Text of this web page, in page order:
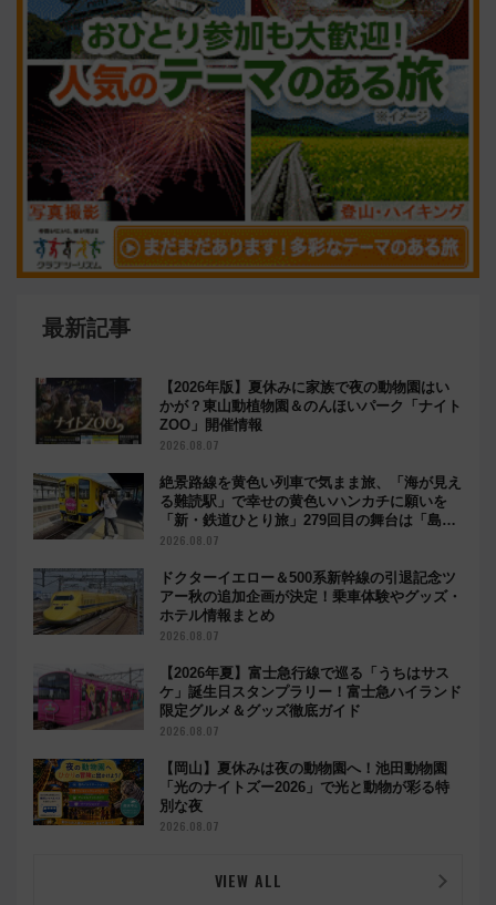
最新記事
【2026年版】夏休みに家族で夜の動物園はい
かが？東山動植物園＆のんほいパーク「ナイト
ZOO」開催情報
2026.08.07
絶景路線を黄色い列車で気まま旅、「海が見え
る難読駅」で幸せの黄色いハンカチに願いを
「新・鉄道ひとり旅」279回目の舞台は「島原
鉄道」
2026.08.07
ドクターイエロー＆500系新幹線の引退記念ツ
アー秋の追加企画が決定！乗車体験やグッズ・
ホテル情報まとめ
2026.08.07
【2026年夏】富士急行線で巡る「うちはサス
ケ」誕生日スタンプラリー！富士急ハイランド
限定グルメ＆グッズ徹底ガイド
2026.08.07
【岡山】夏休みは夜の動物園へ！池田動物園
「光のナイトズー2026」で光と動物が彩る特
別な夜
2026.08.07
VIEW ALL